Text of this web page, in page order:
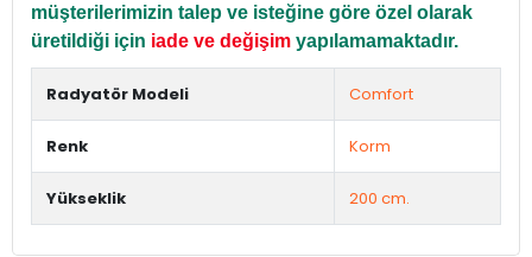
müşterilerimizin talep ve isteğine göre özel olarak
üretildiği için iade ve değişim yapılamamaktadır.
Radyatör Modeli Comfort
Renk Korm
Yükseklik 200 cm.